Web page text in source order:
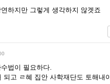
하지만 그렇게 생각하지 않겟죠
법이 필요하다.
되고 ㄹ혜 집안 사학재단도 토해내